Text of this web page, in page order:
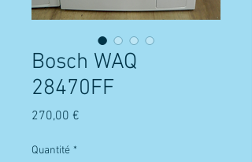
Bosch WAQ
28470FF
270,00 €
Quantité *